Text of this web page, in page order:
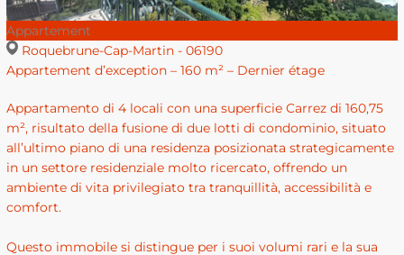
Appartement
Roquebrune-Cap-Martin - 06190
Appartement d’exception – 160 m² – Dernier étage
Appartamento di 4 locali con una superficie Carrez di 160,75
m², risultato della fusione di due lotti di condominio, situato
all’ultimo piano di una residenza posizionata strategicamente
in un settore residenziale molto ricercato, offrendo un
ambiente di vita privilegiato tra tranquillità, accessibilità e
comfort.
Questo immobile si distingue per i suoi volumi rari e la sua